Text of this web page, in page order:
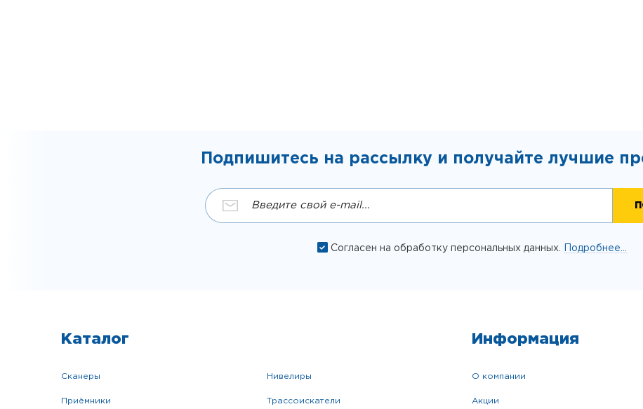
Подпишитесь на рассылку и получайте лучшие
Согласен на обработку персональных данных. Подробнее...
Каталог
сканеры
приёмники
нивелиры
трассоискатели
Информация
о компании
акции